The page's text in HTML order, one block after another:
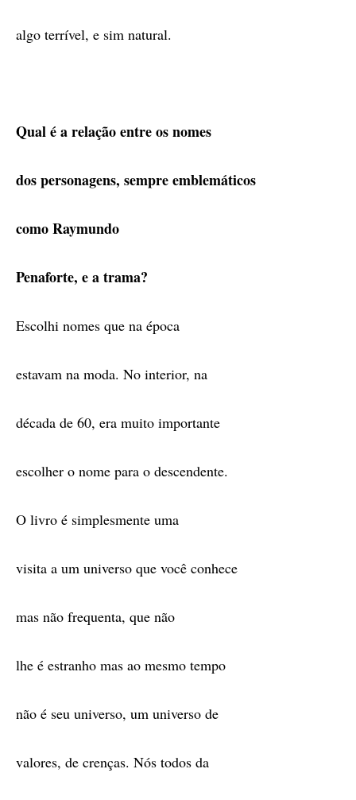
algo terrível, e sim natural.
Qual é a relação entre os nomes
dos personagens, sempre emblemáticos
como Raymundo
Penaforte, e a trama?
Escolhi nomes que na época
estavam na moda. No interior, na
década de 60, era muito importante
escolher o nome para o descendente.
O livro é simplesmente uma
visita a um universo que você conhece
mas não frequenta, que não
lhe é estranho mas ao mesmo tempo
não é seu universo, um universo de
valores, de crenças. Nós todos da